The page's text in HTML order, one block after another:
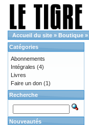
Accueil du site » Boutique »
Catégories
Abonnements
Intégrales (4)
Livres
Faire un don (1)
Recherche
Nouveautés